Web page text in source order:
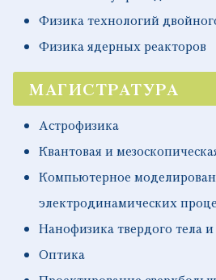
Физика технологий
Физика ядерных реакторов
МАГИСТРАТУРА
Астрофизика
Квантовая и
Компьютерное
электродинамических
Нанофизика твердого тела
Оптика